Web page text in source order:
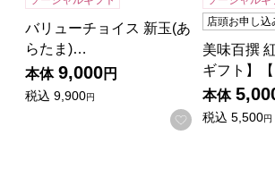
バリューチョイス 新玉(あ
らたま)…
本体 9,000円
税込 9,900円
お気に入りに
店頭お申し込
美味百撰
ギフト】
本体
税込 5,500円